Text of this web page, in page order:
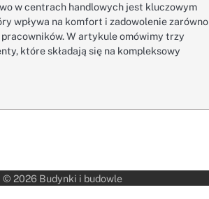
w centrach handlowych jest kluczowym
wpływa na komfort i zadowolenie zarówno
W artykule omówimy trzy
które składają się na kompleksowy
© 2026 Budynki i budowle